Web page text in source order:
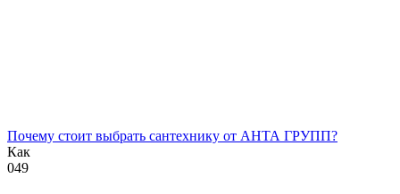
Почему стоит выбрать сантехнику от АНТА ГРУПП?
Как
049